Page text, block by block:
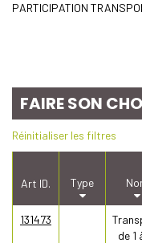
PARTICIPATION
FAIRE SON
Réinitialiser les filtres
Art ID. Type
131473
de 1